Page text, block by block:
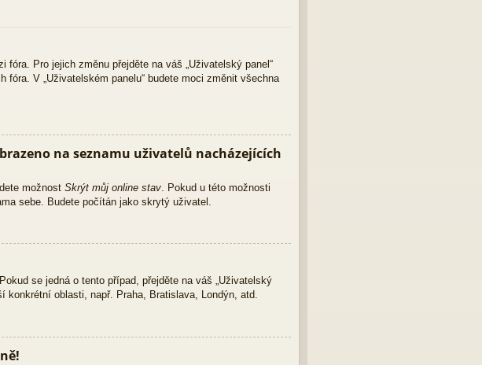
Pro jejich změnu přejděte na váš „Uživatelský panel“
V „Uživatelském panelu“ budete moci změnit všechna
na seznamu uživatelů nacházejících
možnost Skrýt můj online stav . Pokud u této možnosti
sebe. Budete počítán jako skrytý uživatel.
se jedná o tento případ, přejděte na váš „Uživatelský
konkrétní oblasti, např. Praha, Bratislava, Londýn, atd.